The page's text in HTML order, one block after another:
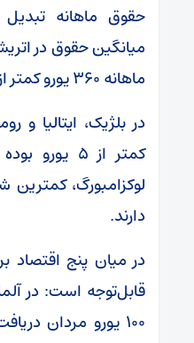
حقوق ماهانه
ماهانه ۳۶۰ یورو کمتر از مردان دریافت می‌کنند.
در بلژیک، ایتالیا و
کمتر از ۵
لوکزامبورگ، کمترین
دارند.
در میان پنج اقتصاد
۱۰۰ یورو مردان